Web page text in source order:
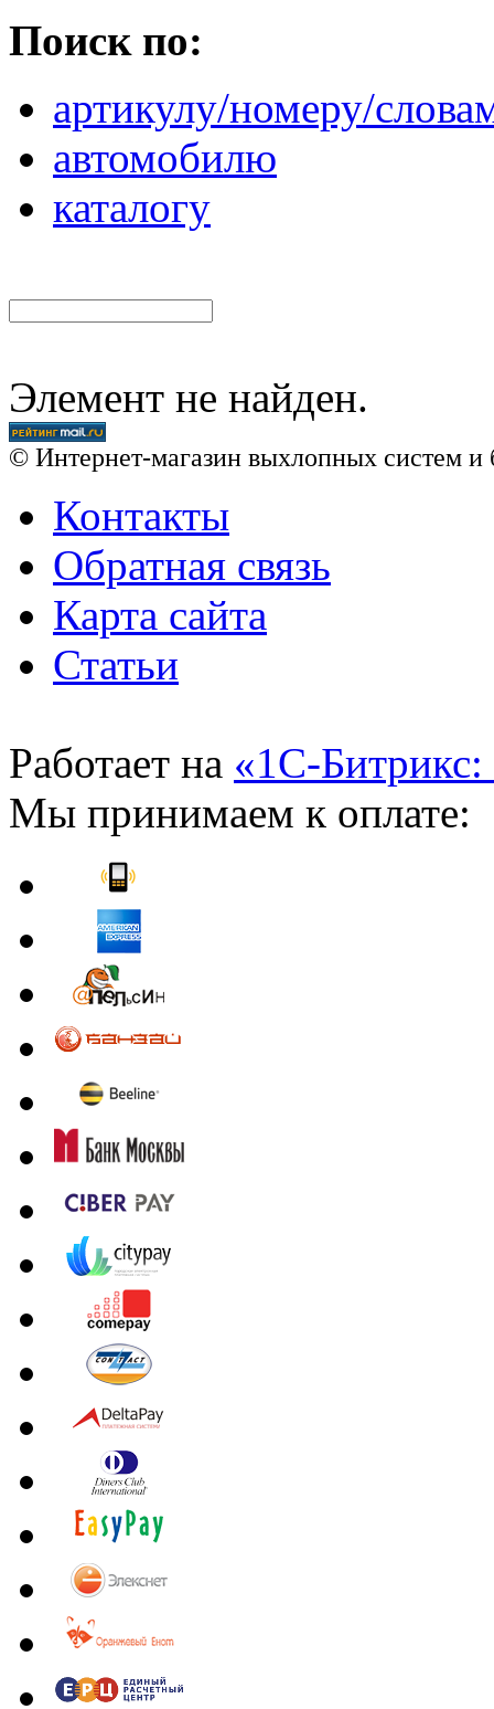
Поиск по:
артикулу/номеру/
автомобилю
каталогу
Элемент не найден.
© Интернет-магазин выхлопных систем и
Контакты
Обратная связь
Карта сайта
Статьи
Работает на «1С-Битрикс:
Мы принимаем к оплате: